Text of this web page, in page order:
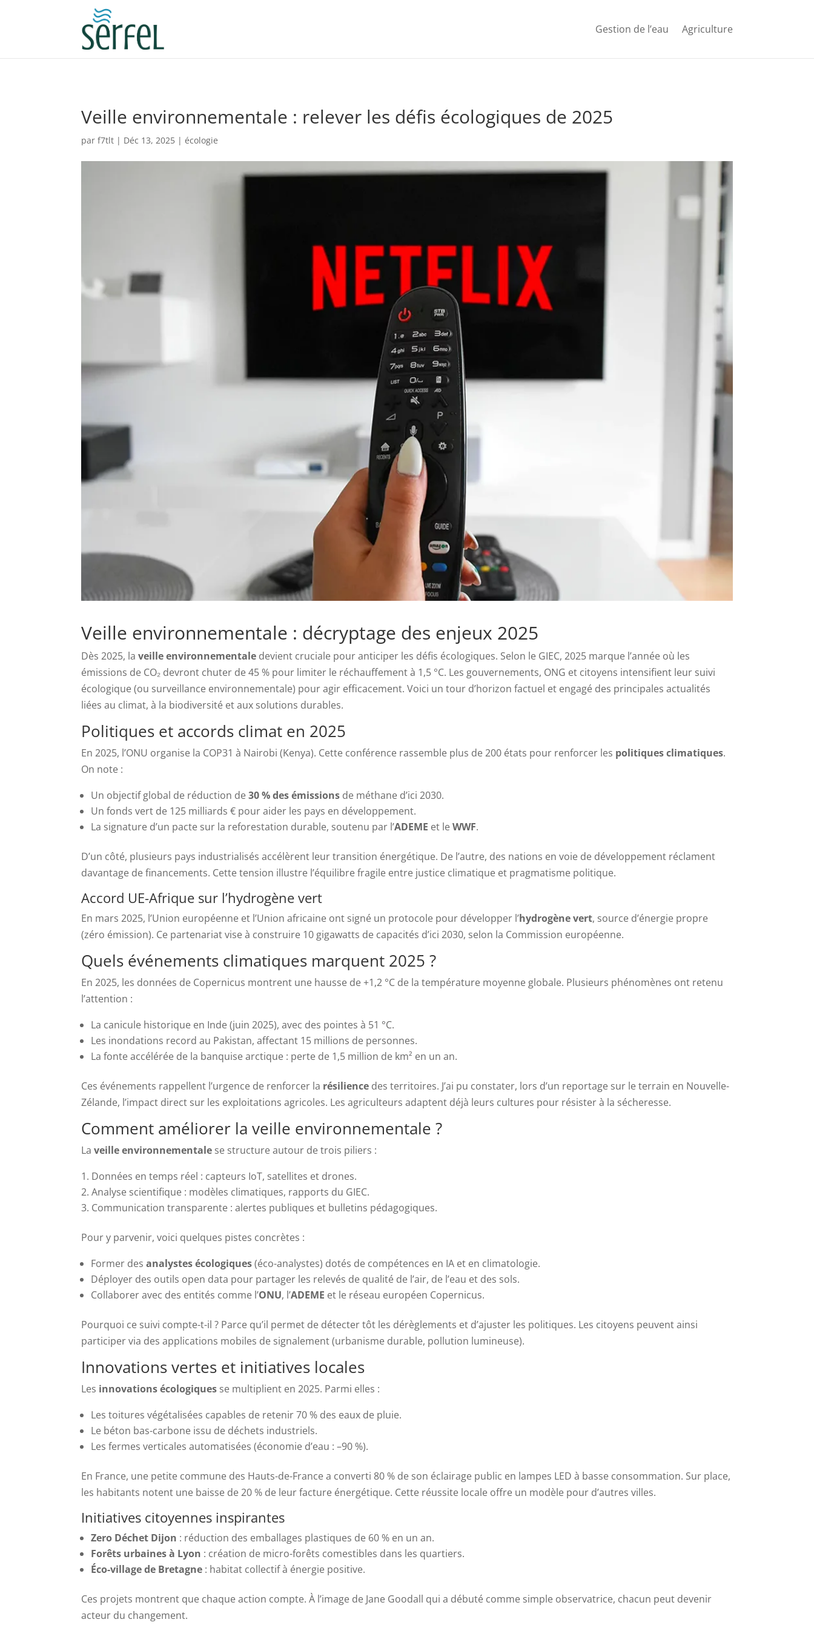
Gestion de l’eau Agriculture
Veille environnementale : relever les défis écologiques de 2025
parf7tlt | Déc 13, 2025 |écologie
Veille environnementale : décryptage des enjeux 2025
Dès 2025, laveille environnementale devient cruciale pour anticiper les défis écologiques. Selon le GIEC, 2025 marque l’année où les
émissions de CO₂ devront chuter de 45 % pour limiter le réchauffement à 1,5 °C. Les gouvernements, ONG et citoyens intensifient leur suivi
écologique (ou surveillance environnementale) pour agir efficacement. Voici un tour d’horizon factuel et engagé des principales actualités
liées au climat, à la biodiversité et aux solutions durables.
Politiques et accords climat en 2025
En 2025, l’ONU organise la COP31 à Nairobi (Kenya). Cette conférence rassemble plus de 200 états pour renforcer les politiques climatiques.
On note :
Un objectif global de réduction de30 % des émissions de méthane d’ici 2030.
Un fonds vert de 125 milliards € pour aider les pays en développement.
La signature d’un pacte sur la reforestation durable, soutenu par l’ADEME et leWWF.
D’un côté, plusieurs pays industrialisés accélèrent leur transition énergétique. De l’autre, des nations en voie de développement réclament
davantage de financements. Cette tension illustre l’équilibre fragile entre justice climatique et pragmatisme politique.
Accord UE-Afrique sur l’hydrogène vert
En mars 2025, l’Union européenne et l’Union africaine ont signé un protocole pour développer l’hydrogène vert, source d’énergie propre
(zéro émission). Ce partenariat vise à construire 10 gigawatts de capacités d’ici 2030, selon la Commission européenne.
Quels événements climatiques marquent 2025 ?
En 2025, les données de Copernicus montrent une hausse de +1,2 °C de la température moyenne globale. Plusieurs phénomènes ont retenu
l’attention :
La canicule historique en Inde (juin 2025), avec des pointes à 51 °C.
Les inondations record au Pakistan, affectant 15 millions de personnes.
La fonte accélérée de la banquise arctique : perte de 1,5 million de km² en un an.
Ces événements rappellent l’urgence de renforcer la résilience des territoires. J’ai pu constater, lors d’un reportage sur le terrain en Nouvelle-
Zélande, l’impact direct sur les exploitations agricoles. Les agriculteurs adaptent déjà leurs cultures pour résister à la sécheresse.
Comment améliorer la veille environnementale ?
Laveille environnementale se structure autour de trois piliers :
Données en temps réel : capteurs IoT, satellites et drones.
Analyse scientifique : modèles climatiques, rapports du GIEC.
Communication transparente : alertes publiques et bulletins pédagogiques.
Pour y parvenir, voici quelques pistes concrètes :
Former desanalystes écologiques(éco-analystes) dotés de compétences en IA et en climatologie.
Déployer des outils open data pour partager les relevés de qualité de l’air, de l’eau et des sols.
Collaborer avec des entités comme l’ONU, l’ADEME et le réseau européen Copernicus.
Pourquoi ce suivi compte-t-il ? Parce qu’il permet de détecter tôt les dérèglements et d’ajuster les politiques. Les citoyens peuvent ainsi
participer via des applications mobiles de signalement (urbanisme durable, pollution lumineuse).
Innovations vertes et initiatives locales
Les innovations écologiques se multiplient en 2025. Parmi elles :
Les toitures végétalisées capables de retenir 70 % des eaux de pluie.
Le béton bas-carbone issu de déchets industriels.
Les fermes verticales automatisées (économie d’eau : –90 %).
En France, une petite commune des Hauts-de-France a converti 80 % de son éclairage public en lampes LED à basse consommation. Sur place,
les habitants notent une baisse de 20 % de leur facture énergétique. Cette réussite locale offre un modèle pour d’autres villes.
Initiatives citoyennes inspirantes
Zero Déchet Dijon : réduction des emballages plastiques de 60 % en un an.
Forêts urbaines à Lyon : création de micro-forêts comestibles dans les quartiers.
Éco-village de Bretagne : habitat collectif à énergie positive.
Ces projets montrent que chaque action compte. À l’image de Jane Goodall qui a débuté comme simple observatrice, chacun peut devenir
acteur du changement.